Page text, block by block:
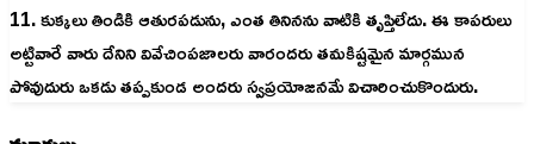
11. కుక్కలు తిండికి ఆతురపడును, ఎంత తినినను వాటికి తృప్తిలేదు. ఈ కాపరులు
అట్టివారే వారు దేనిని వివేచింపజాలరు వారందరు తమకిష్టమైన మార్గమున
పోవుదురు ఒకడు తప్పకుండ అందరు స్వప్రయోజనమే విచారించుకొందురు.